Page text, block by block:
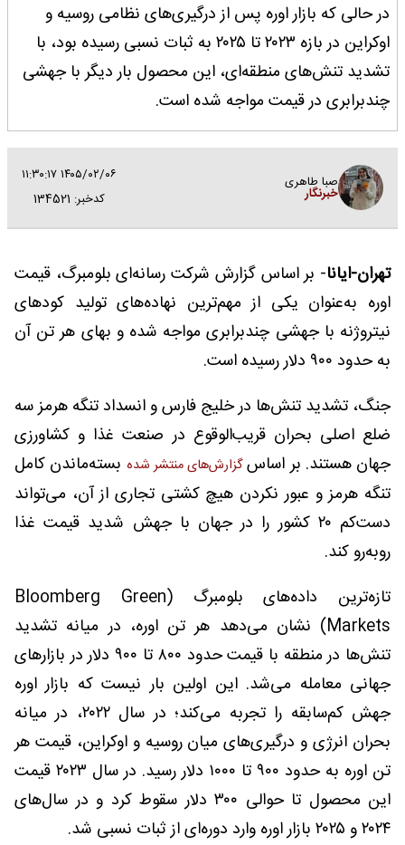
در حالی که بازار اوره پس از درگیری‌های نظامی روسیه و
اوکراین در بازه ۲۰۲۳ تا ۲۰۲۵ به ثبات نسبی رسیده بود، با
تشدید تنش‌های منطقه‌ای، این محصول بار دیگر با جهشی
چندبرابری در قیمت مواجه شده است.
صبا طاهری
خبرنگار
۱۴۰۵/۰۲/۰۶ ۱۱:۳۰:۱۷
کدخبر: 134521
تهران-ایانا- بر اساس گزارش شرکت رسانه‌ای بلومبرگ، قیمت
اوره به‌عنوان یکی از مهم‌ترین نهاده‌های تولید کودهای
نیتروژنه با جهشی چندبرابری مواجه شده و بهای هر تن آن
به حدود ۹۰۰ دلار رسیده است.
جنگ، تشدید تنش‌ها در خلیج فارس و انسداد تنگه هرمز سه
ضلع اصلی بحران قریب‌الوقوع در صنعت غذا و کشاورزی
جهان هستند. بر اساسگزارش‌های منتشر شده بسته‌ماندن کامل
تنگه هرمز و عبور نکردن هیچ کشتی تجاری از آن، می‌تواند
دست‌کم ۲۰ کشور را در جهان با جهش شدید قیمت غذا
روبه‌رو کند.
تازه‌ترین داده‌های بلومبرگ (Bloomberg Green
Markets) نشان می‌دهد هر تن اوره، در میانه تشدید
تنش‌ها در منطقه با قیمت حدود ۸۰۰ تا ۹۰۰ دلار در بازارهای
جهانی معامله می‌شد. این اولین بار نیست که بازار اوره
جهش کم‌سابقه را تجربه می‌کند؛ در سال ۲۰۲۲، در میانه
بحران انرژی و درگیری‌های میان روسیه و اوکراین، قیمت هر
تن اوره به حدود ۹۰۰ تا ۱۰۰۰ دلار رسید. در سال ۲۰۲۳ قیمت
این محصول تا حوالی ۳۰۰ دلار سقوط کرد و در سال‌های
۲۰۲۴ و ۲۰۲۵ بازار اوره وارد دوره‌ای از ثبات نسبی شد.